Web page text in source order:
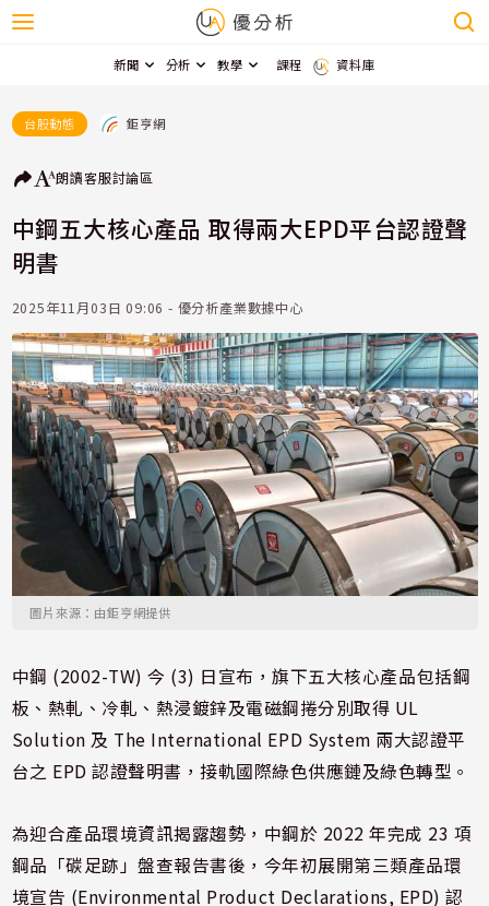
新聞 分析 教學 課程 資料庫
台股動態 鉅亨網
朗讀客服討論區
中鋼五大核心產品 取得兩大EPD平台認證聲
明書
2025年11月03日 09:06 - 優分析產業數據中心
圖片來源：由鉅亨網提供
中鋼 (2002-TW) 今 (3) 日宣布，旗下五大核心產品包括鋼
板、熱軋、冷軋、熱浸鍍鋅及電磁鋼捲分別取得 UL
Solution 及 The International EPD System 兩大認證平
台之 EPD 認證聲明書，接軌國際綠色供應鏈及綠色轉型。
為迎合產品環境資訊揭露趨勢，中鋼於 2022 年完成 23 項
鋼品「碳足跡」盤查報告書後，今年初展開第三類產品環
境宣告 (Environmental Product Declarations, EPD) 認